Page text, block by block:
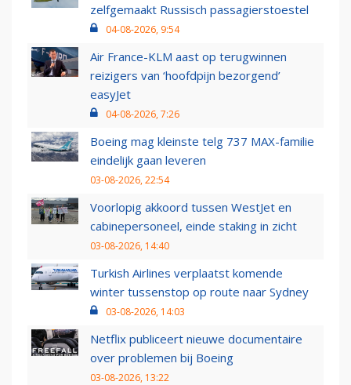
zelfgemaakt Russisch passagierstoestel
04-08-2026, 9:54
Air France-KLM aast op terugwinnen
reizigers van ‘hoofdpijn bezorgend’
easyJet
04-08-2026, 7:26
Boeing mag kleinste telg 737 MAX-familie
eindelijk gaan leveren
03-08-2026, 22:54
Voorlopig akkoord tussen WestJet en
cabinepersoneel, einde staking in zicht
03-08-2026, 14:40
Turkish Airlines verplaatst komende
winter tussenstop op route naar Sydney
03-08-2026, 14:03
Netflix publiceert nieuwe documentaire
over problemen bij Boeing
03-08-2026, 13:22